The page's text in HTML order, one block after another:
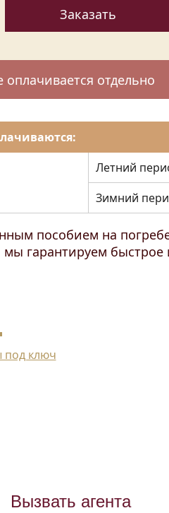
Заказать
отдельно
Летний
Зимний
пособием на
гарантируем
под ключ
Вызвать агента